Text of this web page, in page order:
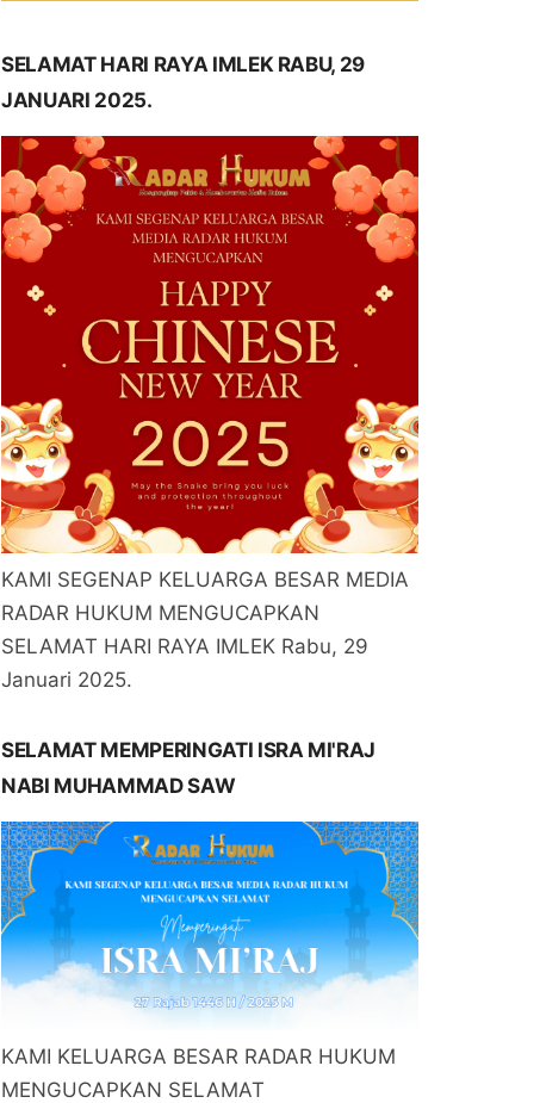
SELAMAT HARI RAYA IMLEK RABU, 29
JANUARI 2025.
KAMI SEGENAP KELUARGA BESAR MEDIA
RADAR HUKUM MENGUCAPKAN
SELAMAT HARI RAYA IMLEK Rabu, 29
Januari 2025.
SELAMAT MEMPERINGATI ISRA MI'RAJ
NABI MUHAMMAD SAW
KAMI KELUARGA BESAR RADAR HUKUM
MENGUCAPKAN SELAMAT